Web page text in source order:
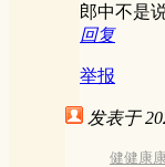
郎中不是
回复
举报
发表于
健健康